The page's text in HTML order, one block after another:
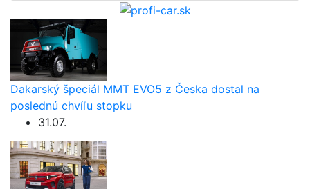
Dakarský špeciál MMT EVO5 z Česka dostal na
poslednú chvíľu stopku
31.07.